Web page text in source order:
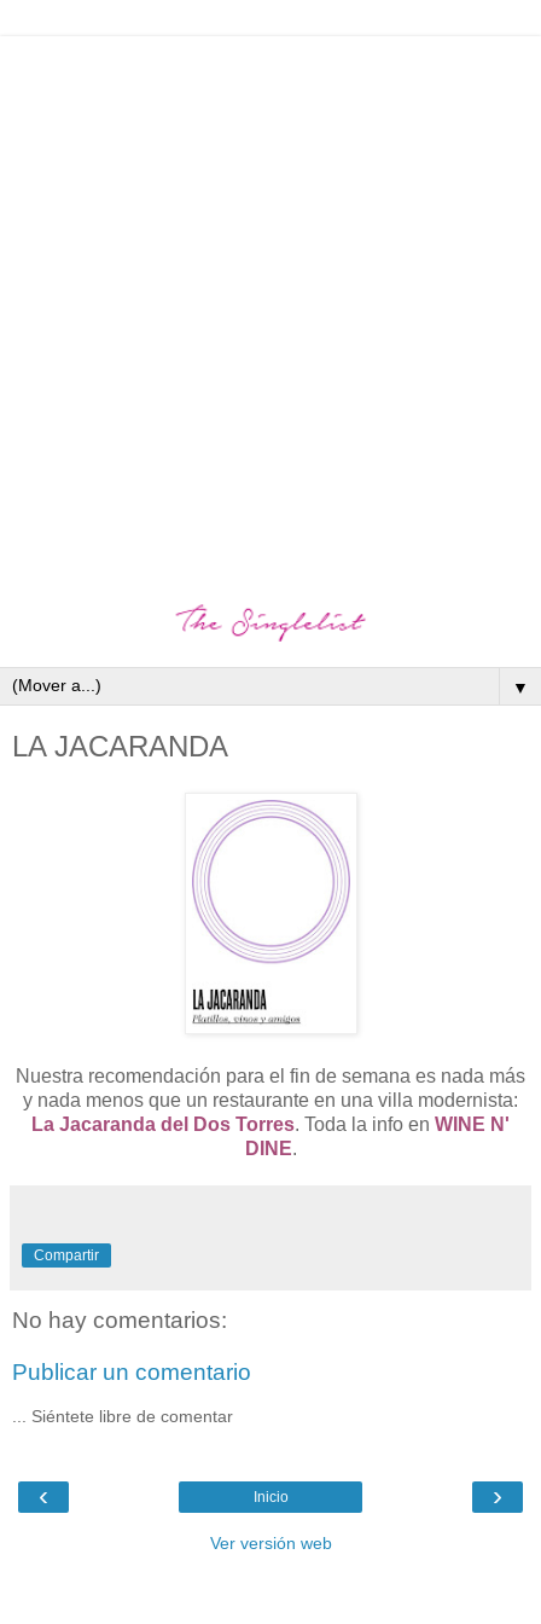
▼
LA JACARANDA
Nuestra recomendación para el fin de semana es nada más
y nada menos que un restaurante en una villa modernista:
La Jacaranda del Dos Torres. Toda la info en WINE N'
DINE.
Compartir
No hay comentarios:
Publicar un comentario
... Siéntete libre de comentar
‹ ›
Inicio
Ver versión web